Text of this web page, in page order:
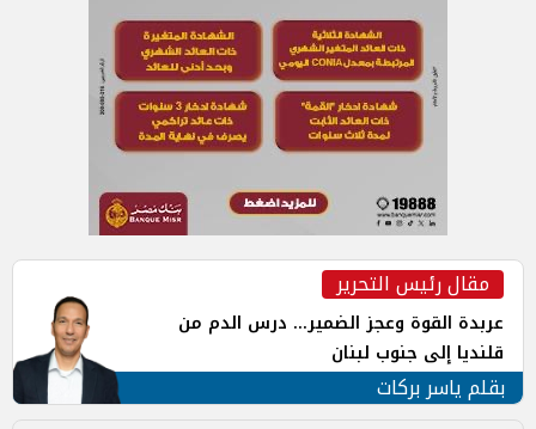
مقال رئيس التحرير
عربدة القوة وعجز الضمير... درس الدم من
قلنديا إلى جنوب لبنان
بقلم ياسر بركات